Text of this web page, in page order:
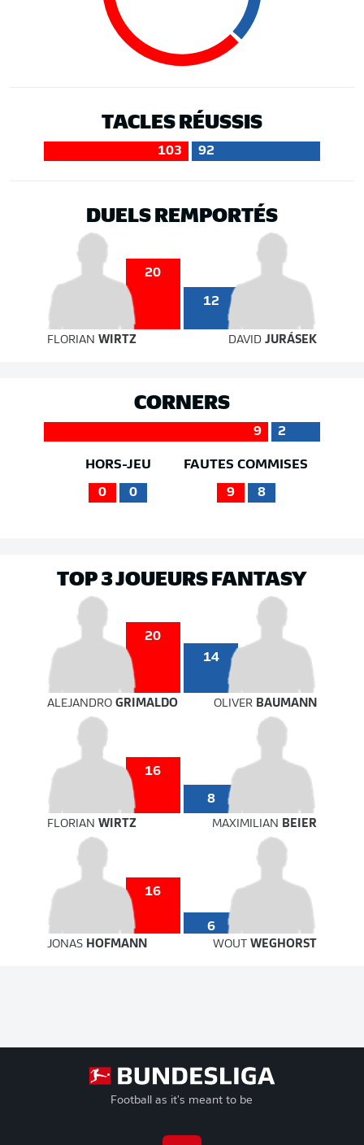
TACLES RÉUSSIS
103 92
DUELS REMPORTÉS
20
12
FLORIAN WIRTZ DAVIDJURÁSEK
CORNERS
9 2
HORS-JEU
0 0
FAUTES COMMISES
9 8
TOP 3 JOUEURS FANTASY
20
14
ALEJANDRO GRIMALDO OLIVER BAUMANN
16
8
FLORIAN WIRTZ MAXIMILIAN BEIER
16
6
JONAS HOFMANN WOUTWEGHORST
Football as it's meant to be